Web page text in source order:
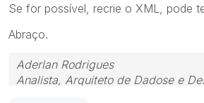
Se for possível, recrie o XML, pode
Abraço.
Aderlan Rodrigues
Analista, Arquiteto de Dadose e